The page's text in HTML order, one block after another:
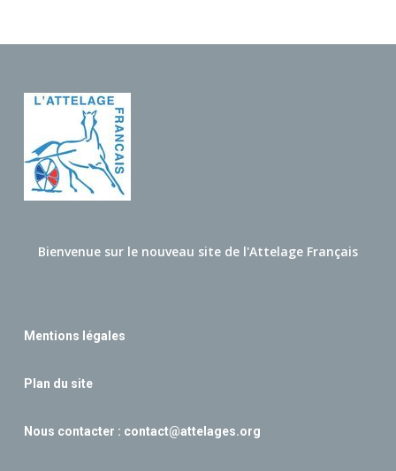
Bienvenue sur le nouveau site de l'Attelage Français
Mentions légales
Plan du site
Nous contacter : contact@attelages.org